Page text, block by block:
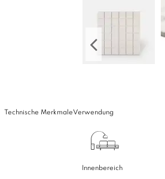
Technische MerkmaleVerwendung
Innenbereich